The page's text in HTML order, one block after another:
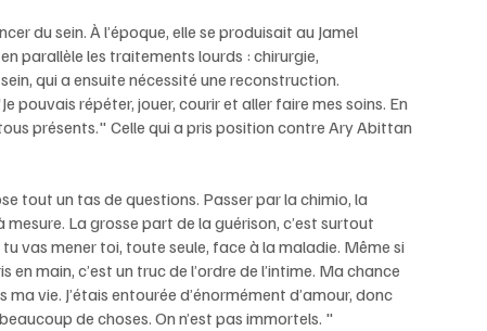
du sein. À l’époque, elle se produisait au Jamel
parallèle les traitements lourds : chirurgie,
qui a ensuite nécessité une reconstruction.
pouvais répéter, jouer, courir et aller faire mes soins. En
présents." Celle qui a pris position contre Ary Abittan
tout un tas de questions. Passer par la chimio, la
La grosse part de la guérison, c’est surtout
vas mener toi, toute seule, face à la maladie. Même si
main, c’est un truc de l’ordre de l’intime. Ma chance
vie. J’étais entourée d’énormément d’amour, donc
de choses. On n’est pas immortels. "